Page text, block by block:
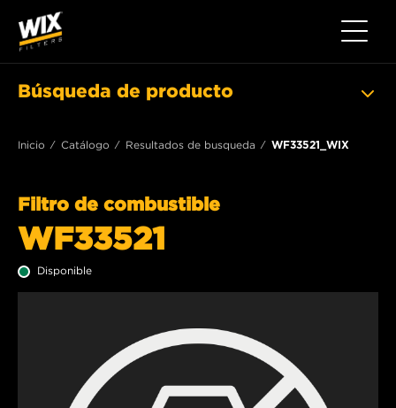
Toggle
Búsqueda de producto
Inicio Catálogo Resultados de busqueda WF33521_WIX
Filtro de combustible
WF33521
Disponible